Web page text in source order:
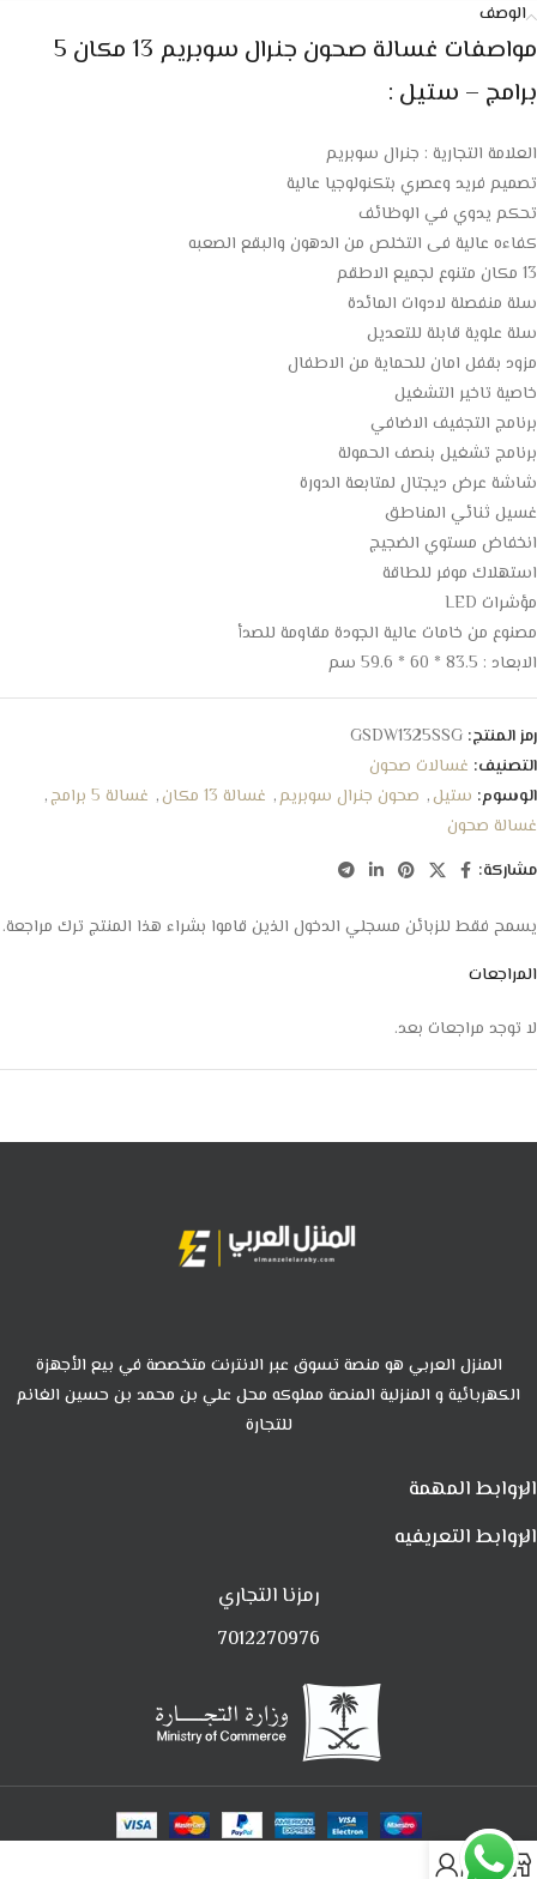
الوصف
مواصفات غسالة صحون جنرال سوبريم 13 مكان 5
برامج – ستيل :
العلامة التجارية : جنرال سوبريم
تصميم فريد وعصري بتكنولوجيا عالية
تحكم يدوي في الوظائف
كفاءه عالية فى التخلص من الدهون والبقع الصعبه
13 مكان متنوع لجميع الاطقم
سلة منفصلة لادوات المائدة
سلة علوية قابلة للتعديل
مزود بقفل امان للحماية من الاطفال
خاصية تاخير التشغيل
برنامج التجفيف الاضافي
برنامج تشغيل بنصف الحمولة
شاشة عرض ديجتال لمتابعة الدورة
غسيل ثنائي المناطق
انخفاض مستوي الضجيج
استهلاك موفر للطاقة
مؤشرات LED
مصنوع من خامات عالية الجودة مقاومة للصدأ
الابعاد : 83.5 * 60 * 59.6 سم
رمز المنتج: GSDW1325SSG
التصنيف: غسالات صحون
الوسوم: ستيل, صحون جنرال سوبريم, غسالة 13 مكان , غسالة 5 برامج
,
غسالة صحون
مشاركة:
المراجعات
لا توجد مراجعات بعد.
يسمح فقط للزبائن مسجلي الدخول الذين قاموا بشراء هذا المنتج ترك مراجعة.
المنزل العربي هو منصة تسوق عبر الانترنت متخصصة في بيع الأجهزة
الكهربائية و المنزلية المنصة مملوكه محل علي بن محمد بن حسين الغانم
للتجارة
الروابط المهمة
الروابط التعريفيه
رمزنا التجاري
7012270976